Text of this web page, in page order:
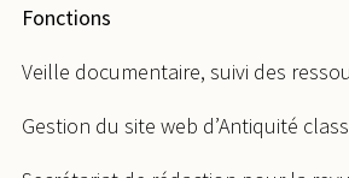
Fonctions
Veille documentaire, suivi des
Gestion du site web d’Antiquité